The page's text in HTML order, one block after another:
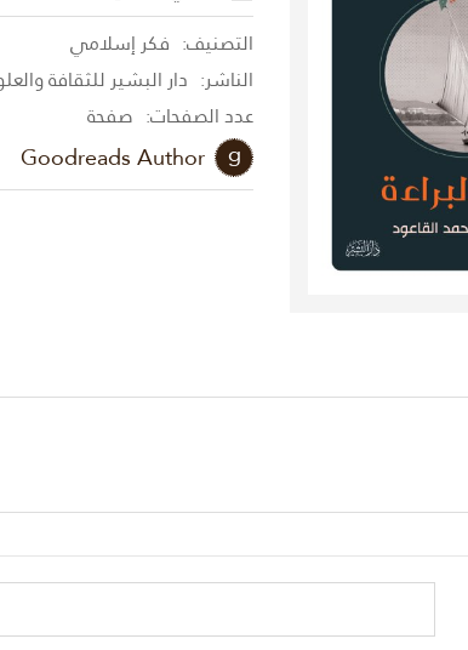
التصنيف: فكر إسلامي
الناشر: دار البشير للثقافة
عدد الصفحات: صفحة
Goodreads Author